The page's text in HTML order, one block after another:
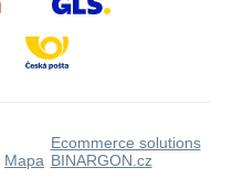
Mapa
Ecommerce solutions
BINARGON.cz